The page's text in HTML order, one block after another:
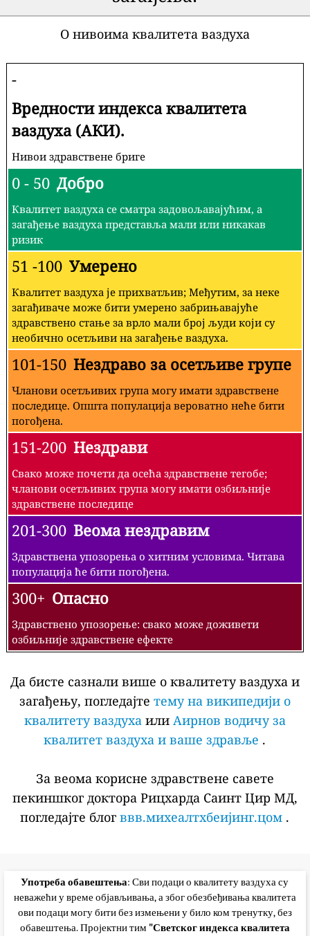
О нивоима квалитета ваздуха
-
Вредности индекса квалитета
ваздуха (АКИ).
Нивои здравствене бриге
0 - 50 Добро
Квалитет ваздуха се сматра задовољавајућим, а
загађење ваздуха представља мали или никакав
ризик
51 -100 Умерено
Квалитет ваздуха је прихватљив; Међутим, за неке
загађиваче може бити умерено забрињавајуће
здравствено стање за врло мали број људи који су
необично осетљиви на загађење ваздуха.
101-150 Нездраво за осетљиве групе
Чланови осетљивих група могу имати здравствене
последице. Општа популација вероватно неће бити
погођена.
151-200 Нездрави
Свако може почети да осећа здравствене тегобе;
чланови осетљивих група могу имати озбиљније
здравствене последице
201-300 Веома нездравим
Здравствена упозорења о хитним условима. Читава
популација ће бити погођена.
300+ Опасно
Здравствено упозорење: свако може доживети
озбиљније здравствене ефекте
Да бисте сазнали више о квалитету ваздуха и
загађењу, погледајте тему на википедији о
квалитету ваздуха или Аирнов водичу за
квалитет ваздуха и ваше здравље .
За веома корисне здравствене савете
пекиншког доктора Рицхарда Саинт Цир МД,
погледајте блогввв.михеалтхбеијинг.цом .
Употреба обавештења: Сви подаци о квалитету ваздуха су
неважећи у време објављивања, а због обезбеђивања квалитета
ови подаци могу бити без измењени у било ком тренутку, без
обавештења. Пројектни тим "Светског индекса квалитета